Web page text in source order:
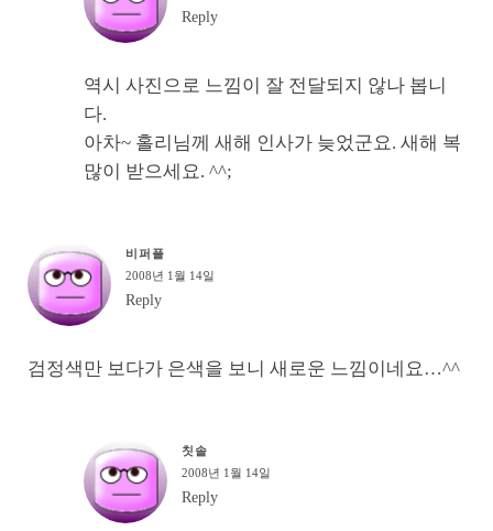
Reply
역시 사진으로 느낌이 잘 전달되지 않나 봅니
다.
아차~ 홀리님께 새해 인사가 늦었군요. 새해 복
많이 받으세요. ^^;
비퍼플
2008년 1월 14일
Reply
검정색만 보다가 은색을 보니 새로운 느낌이네요…^^
칫솔
2008년 1월 14일
Reply